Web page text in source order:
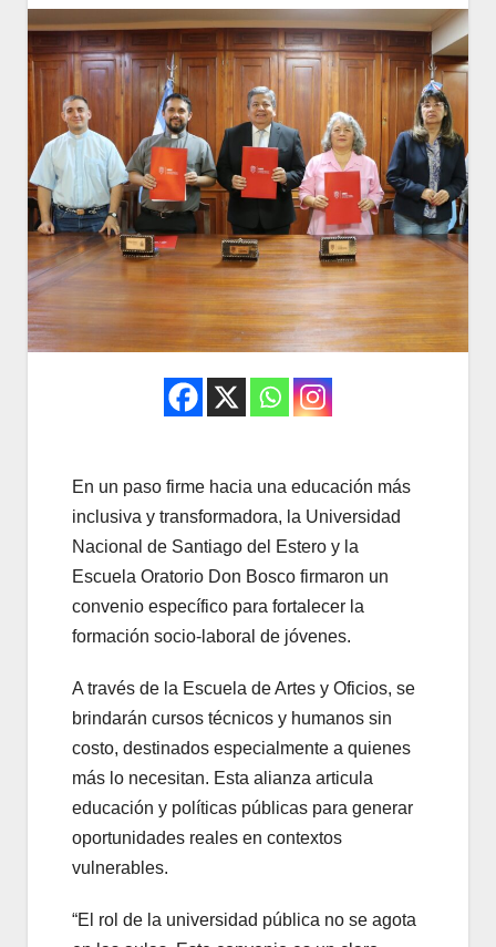
En un paso firme hacia una educación más
inclusiva y transformadora, la Universidad
Nacional de Santiago del Estero y la
Escuela Oratorio Don Bosco firmaron un
convenio específico para fortalecer la
formación socio-laboral de jóvenes.
A través de la Escuela de Artes y Oficios, se
brindarán cursos técnicos y humanos sin
costo, destinados especialmente a quienes
más lo necesitan. Esta alianza articula
educación y políticas públicas para generar
oportunidades reales en contextos
vulnerables.
“El rol de la universidad pública no se agota